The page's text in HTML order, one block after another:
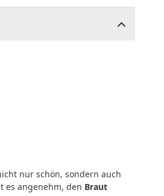
nur schön, sondern auch
es angenehm, den Braut